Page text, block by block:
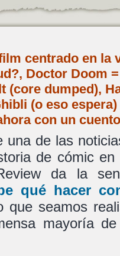
centrado en la
Doctor Doom
(core dumped),
(o eso
con un
una de las
de cómic
da la
qué hacer
que seamos
mayoría